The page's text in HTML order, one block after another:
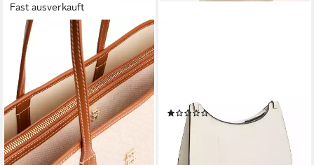
Fast ausverkauft
TOMMY HILFIGER
Tragetasche TH MONOPLAY
TOTE LE (Set,
Herausnehmbare
Innentasche), Damen
Schultertasche, Henkeltasche,
Shopper mit Allover-Print
163,00 € UVP199,90 €
-18%
lieferbar - in 1-2 Werktagen bei dir
Logoschriftzug
(1)
67,66 € UVP109,90 €
-38%
lieferbar - in 1-2 Werktagen bei dir